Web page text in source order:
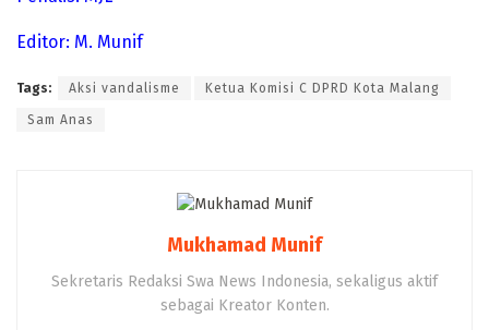
Editor: M. Munif
Tags: Aksi vandalisme Ketua Komisi C DPRD Kota Malang
Sam Anas
Mukhamad Munif
Sekretaris Redaksi Swa News Indonesia, sekaligus aktif
sebagai Kreator Konten.